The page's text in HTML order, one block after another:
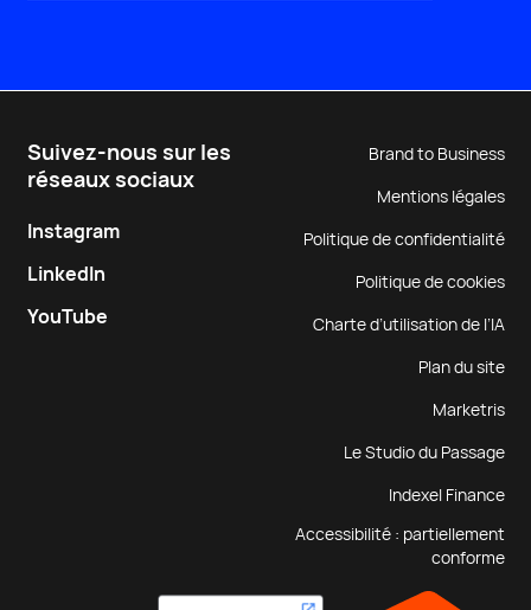
Suivez-nous sur les
réseaux sociaux
Instagram
LinkedIn
YouTube
Brand to Business
Mentions légales
Politique de confidentialité
Politique de cookies
Charte d’utilisation de l’IA
Plan du site
Marketris
Le Studio du Passage
Indexel Finance
Accessibilité : partiellement
conforme